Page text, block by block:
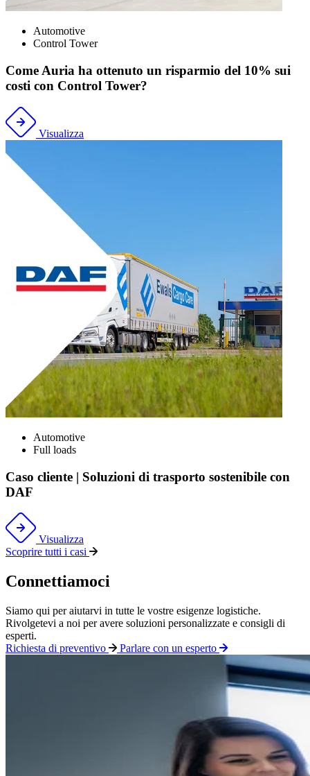
Automotive
Control Tower
Come Auria ha ottenuto un risparmio del 10% sui
costi con Control Tower?
Visualizza
Automotive
Full loads
Caso cliente | Soluzioni di trasporto sostenibile con
DAF
Visualizza
Scoprire tutti i casi
Connettiamoci
Siamo qui per aiutarvi in tutte le vostre esigenze logistiche.
Rivolgetevi a noi per avere soluzioni personalizzate e consigli di
esperti.
Richiesta di preventivo
Parlare con un esperto